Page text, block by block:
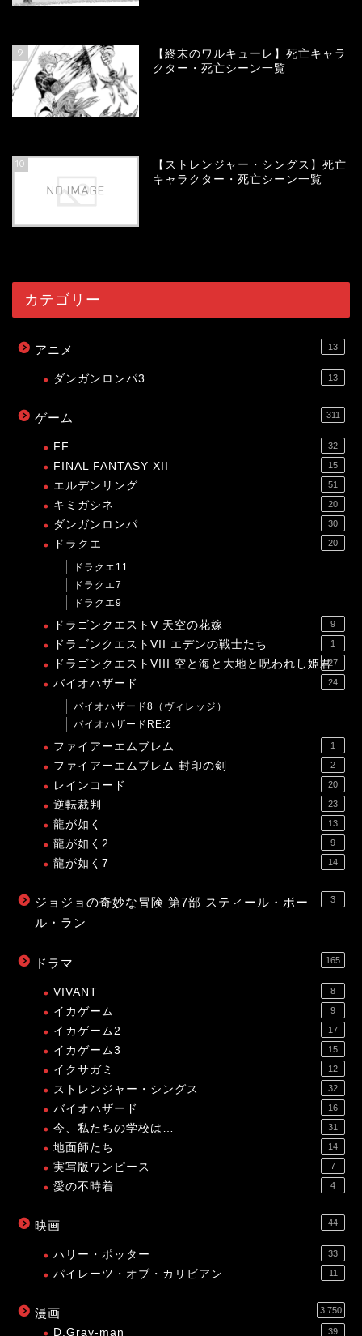
9
【終末のワルキューレ】死亡キャラ
クター・死亡シーン一覧
10
【ストレンジャー・シングス】死亡
キャラクター・死亡シーン一覧
カテゴリー
アニメ 13
ダンガンロンパ3 13
ゲーム 311
FF 32
FINAL FANTASY XII 15
エルデンリング 51
キミガシネ 20
ダンガンロンパ 30
ドラクエ 20
ドラクエ11
ドラクエ7
ドラクエ9
ドラゴンクエストV 天空の花嫁 9
ドラゴンクエストVII エデンの戦士たち 1
ドラゴンクエストVIII 空と海と大地と呪われし姫君27
バイオハザード 24
バイオハザード8（ヴィレッジ）
バイオハザードRE:2
ファイアーエムブレム 1
ファイアーエムブレム 封印の剣 2
レインコード 20
逆転裁判 23
龍が如く 13
龍が如く2 9
龍が如く7 14
ジョジョの奇妙な冒険 第7部 スティール・ボー
ル・ラン
3
ドラマ 165
VIVANT 8
イカゲーム 9
イカゲーム2 17
イカゲーム3 15
イクサガミ 12
ストレンジャー・シングス 32
バイオハザード 16
今、私たちの学校は… 31
地面師たち 14
実写版ワンピース 7
愛の不時着 4
映画 44
ハリー・ポッター 33
パイレーツ・オブ・カリビアン 11
漫画 3,750
D.Gray-man 39